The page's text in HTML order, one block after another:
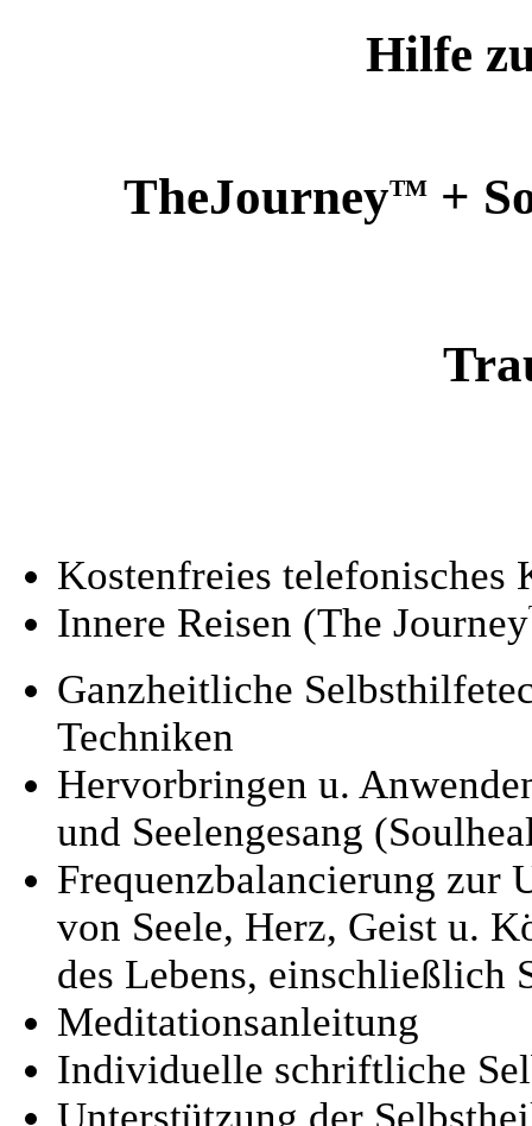
Hilfe
TheJourneyTM +
Kostenfreies telefonisches
Innere Reisen (The Journey
Ganzheitliche
Techniken
Hervorbringen u.
und Seelengesang
Frequenzbalancierung zur
von Seele, Herz, Geist u.
des Lebens, einschließlich
Meditationsanleitung
Individuelle schriftliche
Unterstützung der